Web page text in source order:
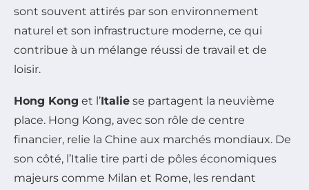
sont souvent attirés par son environnement
naturel et son infrastructure moderne, ce qui
contribue à un mélange réussi de travail et de
loisir.
Hong Kong et l’Italie se partagent la neuvième
place. Hong Kong, avec son rôle de centre
financier, relie la Chine aux marchés mondiaux. De
son côté, l’Italie tire parti de pôles économiques
majeurs comme Milan et Rome, les rendant